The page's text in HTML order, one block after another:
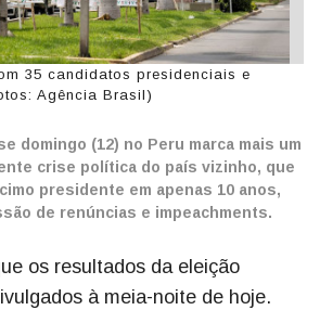
35 candidatos presidenciais e
Agência Brasil)
domingo (12) no Peru marca mais um
crise política do país vizinho, que
presidente em apenas 10 anos,
de renúncias e impeachments.
os resultados da eleição
à meia-noite de hoje.